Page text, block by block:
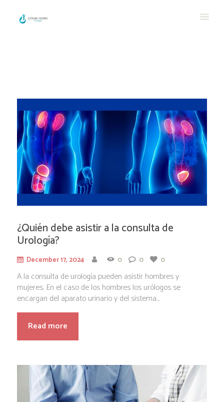
¿Quién debe asistir a la consulta de
Urología?
December 17, 2024 0 0 0
A la consulta de urología pueden asistir hombres y
mujeres. En el caso de los hombres los urólogos se
encargan del aparato urinario y del sistema...
Read more